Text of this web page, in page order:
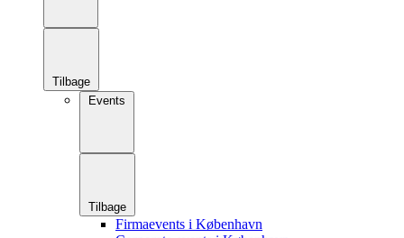
Tilbage
Events
Tilbage
Firmaevents i København